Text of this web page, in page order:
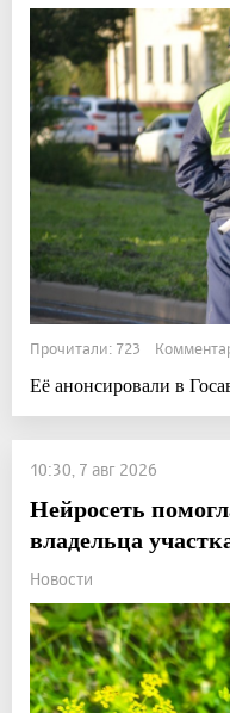
Прочитали: 723
Её анонсировали в
10:30, 7 авг 2026
Нейросеть
владельца
Новости